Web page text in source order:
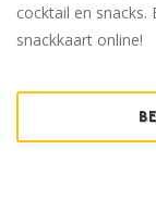
cocktail en snacks.
snackkaart online!